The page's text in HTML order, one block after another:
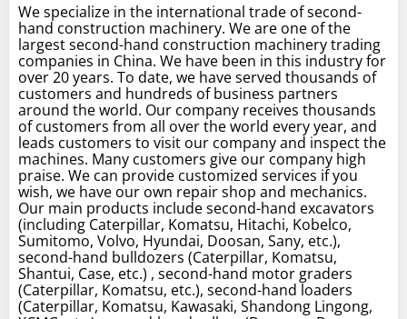
We specialize in the international trade of second-
hand construction machinery. We are one of the
largest second-hand construction machinery trading
companies in China. We have been in this industry for
over 20 years. To date, we have served thousands of
customers and hundreds of business partners
around the world. Our company receives thousands
of customers from all over the world every year, and
leads customers to visit our company and inspect the
machines. Many customers give our company high
praise. We can provide customized services if you
wish, we have our own repair shop and mechanics.
Our main products include second-hand excavators
(including Caterpillar, Komatsu, Hitachi, Kobelco,
Sumitomo, Volvo, Hyundai, Doosan, Sany, etc.),
second-hand bulldozers (Caterpillar, Komatsu,
Shantui, Case, etc.) , second-hand motor graders
(Caterpillar, Komatsu, etc.), second-hand loaders
(Caterpillar, Komatsu, Kawasaki, Shandong Lingong,